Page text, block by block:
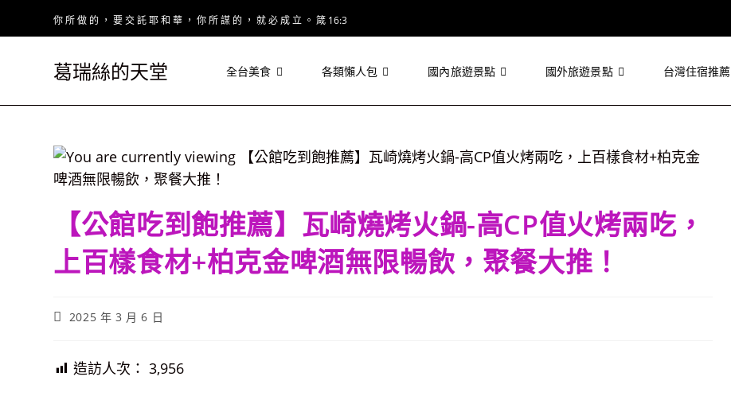
你 所 做 的 ， 要 交 託 耶 和 華 ， 你 所 謀 的 ， 就 必 成 立 。 箴 16:3
葛瑞絲的天堂 全台美食 各類懶人包 國內旅遊景點 國外旅遊景點 台灣住宿推薦
【公館吃到飽推薦】瓦崎燒烤火鍋-高CP值火烤兩吃，
上百樣食材+柏克金啤酒無限暢飲，聚餐大推！
Post2025 年 3 月 6 日
造訪人次： 3,956